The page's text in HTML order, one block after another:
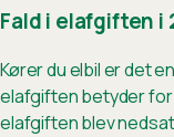
Fald i elafgiften i
Kører du elbil er det
elafgiften betyder for
elafgiften blev